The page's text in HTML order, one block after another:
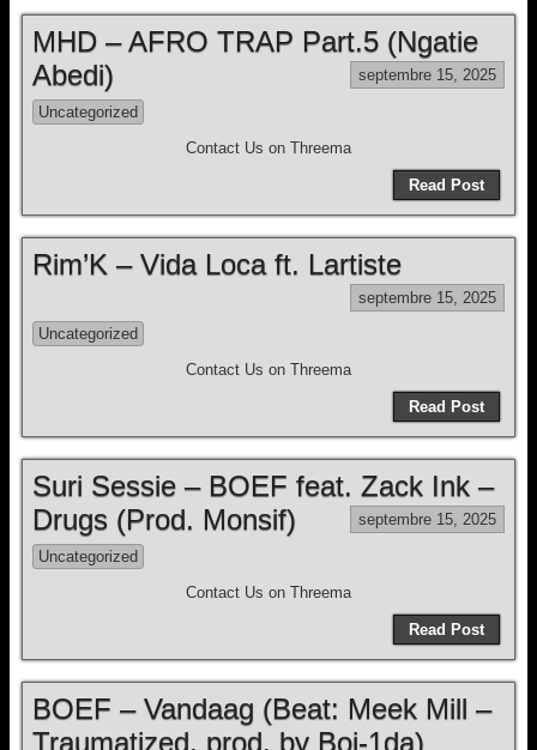
MHD – AFRO TRAP Part.5 (Ngatie
Abedi)
septembre 15, 2025
Uncategorized
Contact Us on Threema
Read Post
Rim’K – Vida Loca ft. Lartiste
septembre 15, 2025
Uncategorized
Contact Us on Threema
Read Post
Suri Sessie – BOEF feat. Zack Ink –
Drugs (Prod. Monsif)
septembre 15, 2025
Uncategorized
Contact Us on Threema
Read Post
BOEF – Vandaag (Beat: Meek Mill –
Traumatized, prod. by Boi-1da)